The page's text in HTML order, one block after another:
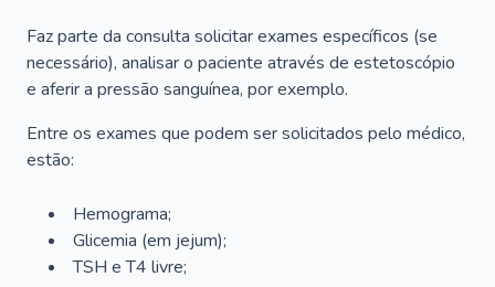
Faz parte da consulta solicitar exames específicos (se
necessário), analisar o paciente através de estetoscópio
e aferir a pressão sanguínea, por exemplo.
Entre os exames que podem ser solicitados pelo médico,
estão:
Hemograma;
Glicemia (em jejum);
TSH e T4 livre;